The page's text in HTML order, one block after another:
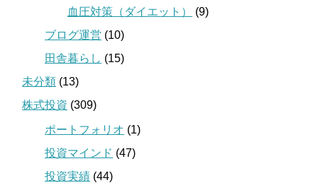
血圧対策（ダイエット）
(9)
ブログ運営 (10)
田舎暮らし (15)
未分類 (13)
株式投資 (309)
ポートフォリオ (1)
投資マインド (47)
投資実績 (44)